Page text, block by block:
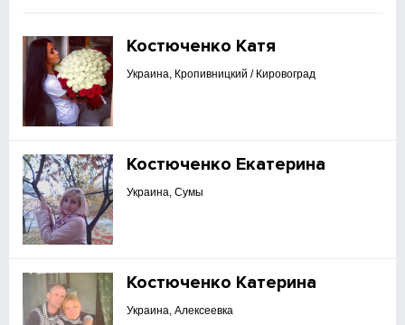
Костюченко Катя
Украина, Кропивницкий / Кировоград
Костюченко Екатерина
Украина, Сумы
Костюченко Катерина
Украина, Алексеевка